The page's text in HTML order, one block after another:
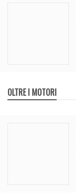
OLTRE I MOTORI